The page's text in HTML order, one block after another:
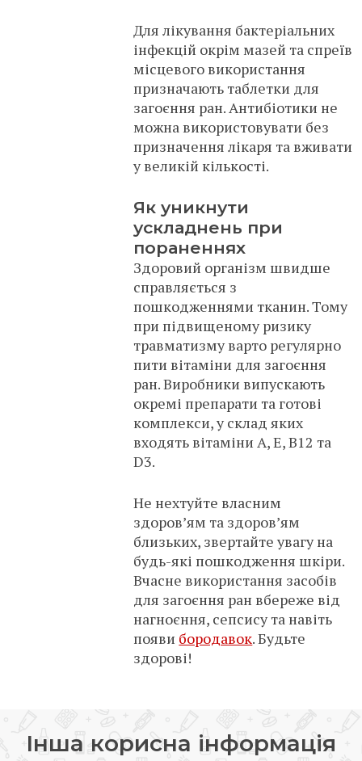
Для лікування бактеріальних
інфекцій окрім мазей та спреїв
місцевого використання
призначають таблетки для
загоєння ран. Антибіотики не
можна використовувати без
призначення лікаря та вживати
у великій кількості.
Як уникнути
ускладнень при
пораненнях
Здоровий організм швидше
справляється з
пошкодженнями тканин. Тому
при підвищеному ризику
травматизму варто регулярно
пити вітаміни для загоєння
ран. Виробники випускають
окремі препарати та готові
комплекси, у склад яких
входять вітаміни А, Е, В12 та
D3.
Не нехтуйте власним
здоров’ям та здоров’ям
близьких, звертайте увагу на
будь-які пошкодження шкіри.
Вчасне використання засобів
для загоєння ран вбереже від
нагноєння, сепсису та навіть
появи бородавок. Будьте
здорові!
Інша корисна інформація